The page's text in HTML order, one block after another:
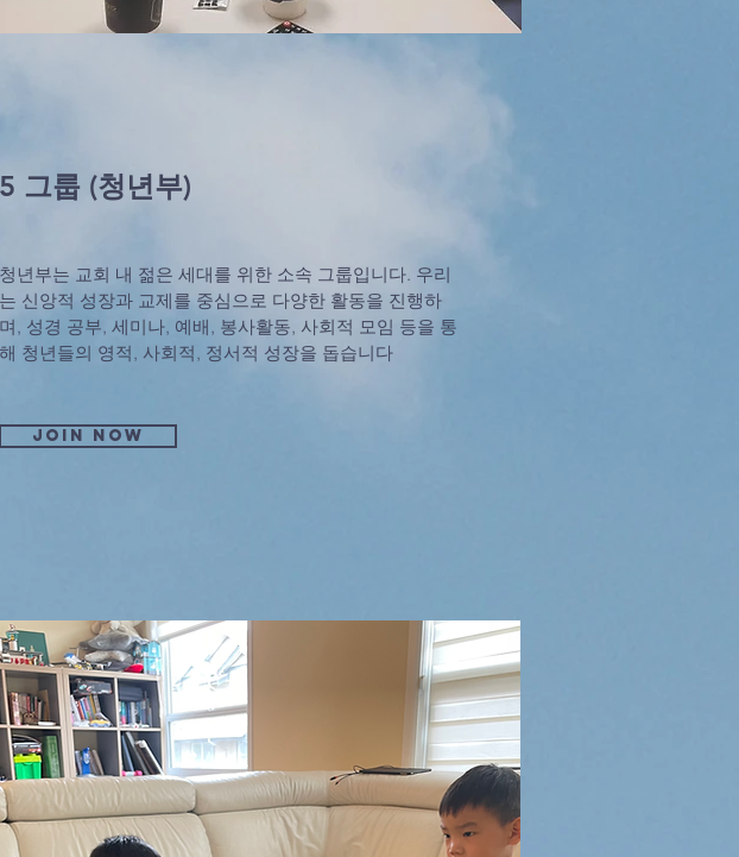
5 그룹 (청년부)
청년부는 교회 내 젊은 세대를 위한 소속 그룹입니다. 우리
는 신앙적 성장과 교제를 중심으로 다양한 활동을 진행하
며, 성경 공부, 세미나, 예배, 봉사활동, 사회적 모임 등을 통
해 청년들의 영적, 사회적, 정서적 성장을 돕습니다
Join now